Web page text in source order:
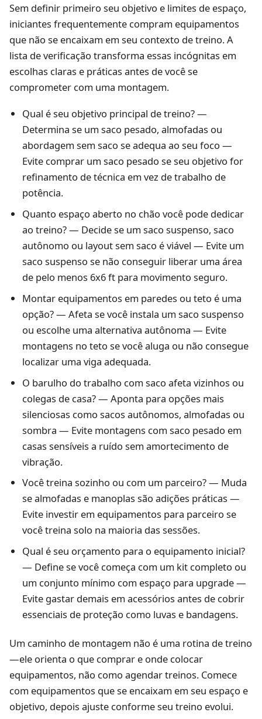
Sem definir primeiro seu objetivo e limites de espaço,
iniciantes frequentemente compram equipamentos
que não se encaixam em seu contexto de treino. A
lista de verificação transforma essas incógnitas em
escolhas claras e práticas antes de você se
comprometer com uma montagem.
Qual é seu objetivo principal de treino? —
Determina se um saco pesado, almofadas ou
abordagem sem saco se adequa ao seu foco —
Evite comprar um saco pesado se seu objetivo for
refinamento de técnica em vez de trabalho de
potência.
Quanto espaço aberto no chão você pode dedicar
ao treino? — Decide se um saco suspenso, saco
autônomo ou layout sem saco é viável — Evite um
saco suspenso se não conseguir liberar uma área
de pelo menos 6x6 ft para movimento seguro.
Montar equipamentos em paredes ou teto é uma
opção? — Afeta se você instala um saco suspenso
ou escolhe uma alternativa autônoma — Evite
montagens no teto se você aluga ou não consegue
localizar uma viga adequada.
O barulho do trabalho com saco afeta vizinhos ou
colegas de casa? — Aponta para opções mais
silenciosas como sacos autônomos, almofadas ou
sombra — Evite montagens com saco pesado em
casas sensíveis a ruído sem amortecimento de
vibração.
Você treina sozinho ou com um parceiro? — Muda
se almofadas e manoplas são adições práticas —
Evite investir em equipamentos para parceiro se
você treina solo na maioria das sessões.
Qual é seu orçamento para o equipamento inicial?
— Define se você começa com um kit completo ou
um conjunto mínimo com espaço para upgrade —
Evite gastar demais em acessórios antes de cobrir
essenciais de proteção como luvas e bandagens.
Um caminho de montagem não é uma rotina de treino
—ele orienta o que comprar e onde colocar
equipamentos, não como agendar treinos. Comece
com equipamentos que se encaixam em seu espaço e
objetivo, depois ajuste conforme seu treino evolui.